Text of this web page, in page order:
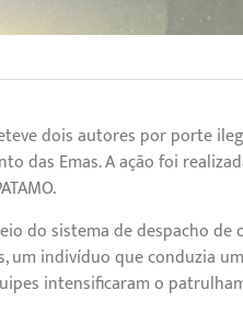
dois autores por porte
das Emas. A ação foi
do sistema de despacho
um indivíduo que conduzia
intensificaram o